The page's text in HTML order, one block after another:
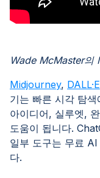
Wade McMaster의
Midjourney, DALL·E
기는 빠른 시각 탐
아이디어, 실루엣,
도움이 됩니다.
일부 도구는 무료
다.